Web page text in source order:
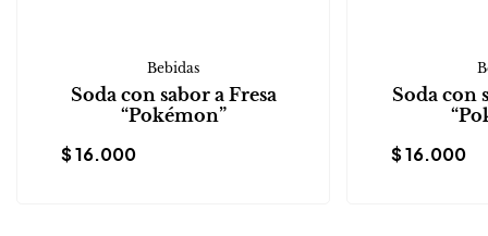
Bebidas
Soda con sabor a Fresa
“Pokémon”
$16.000
Soda con
$16.000